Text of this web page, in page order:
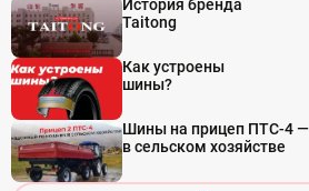
История бренда
Taitong
Как устроены
шины?
Шины на прицеп ПТС-4
в сельском хозяйстве